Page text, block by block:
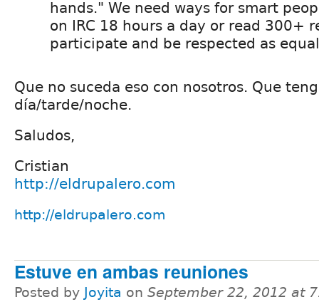
hands." We need ways for smart
on IRC 18 hours a day or read 300+
participate and be respected as
Que no suceda eso con nosotros. Que
día/tarde/noche.
Saludos,
Cristian
http://eldrupalero.com
http://eldrupalero.com
Estuve en ambas reuniones
Posted by Joyita on September 22, 2012 at